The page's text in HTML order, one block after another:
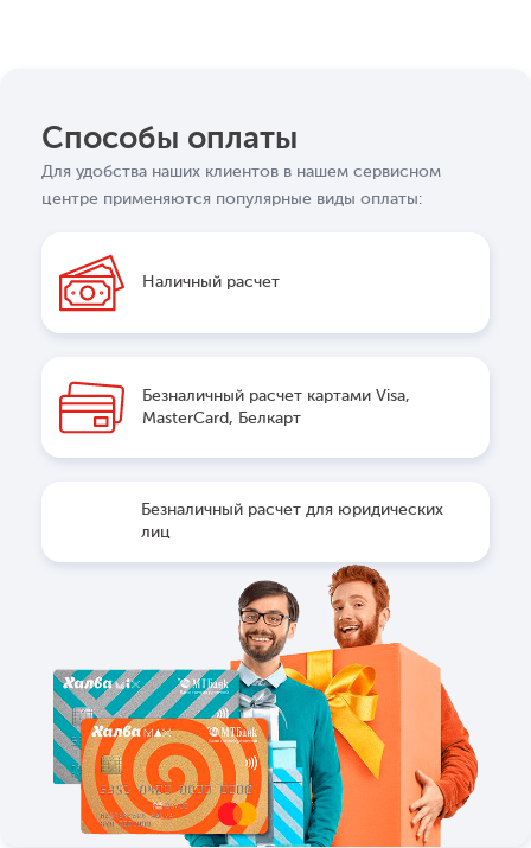
Способы оплаты
Для удобства наших клиентов в нашем сервисном
центре применяются популярные виды оплаты:
Наличный расчет
Безналичный расчет картами Visa,
MasterCard, Белкарт
Безналичный расчет для юридических
лиц